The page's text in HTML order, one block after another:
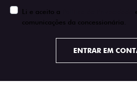
Li e aceito a
comunicações da concessionária.
ENTRAR EM